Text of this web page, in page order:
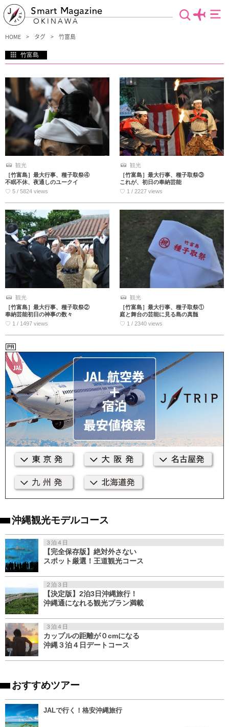
Smart Magazine
OKINAWA
HOME タグ 竹富島
竹富島
を探したり…竹富島では非日常的な景色や感動に出合うことができます。古くから
受け継がれている伝統行事が盛んで島の人たちの団結力も魅力の一つ。少し足を伸
ばして一味違った沖縄の雰囲気を味わいましょう！
観光
［竹富島］最大行事、種子取祭④
不眠不休、夜通しのユークイ
♡ 5 / 5824 views
観光
［竹富島］最大行事、種子取祭③
これが、初日の奉納芸能
♡ 1 / 2227 views
観光
［竹富島］最大行事、種子取祭②
奉納芸能初日の神事の数々
♡ 1 / 1497 views
観光
［竹富島］最大行事、種子取祭①
庭と舞台の芸能に見る島の真髄
♡ 1 / 2340 views
沖縄観光モデルコース
３泊４日
【完全保存版】絶対外さない
スポット厳選！王道観光コース
２泊３日
【決定版】2泊3日沖縄旅行！
沖縄通になれる観光プラン満載
３泊４日
カップルの距離が０cmになる
沖縄３泊４日デートコース
おすすめツアー
JALで行く！格安沖縄旅行